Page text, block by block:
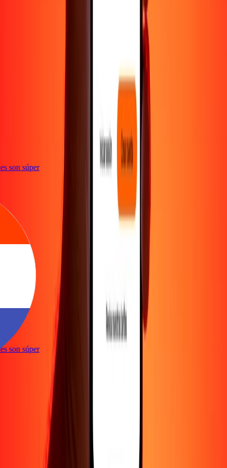
son súper
son súper